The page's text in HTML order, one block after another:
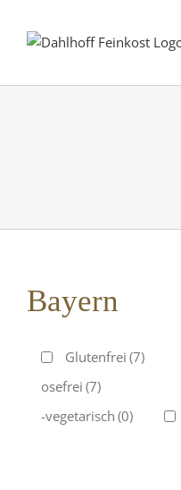
Bayern
Glutenfrei (7)
Laktosefrei (7)
Ovo-vegetarisch (0)